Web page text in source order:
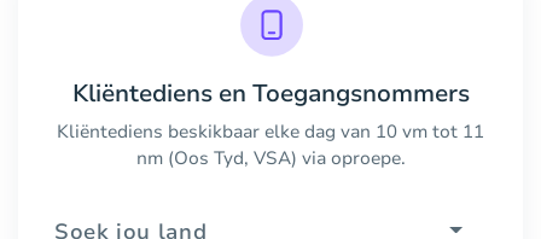
Kliëntediens en Toegangsnommers
Kliëntediens beskikbaar elke dag van 10 vm tot 11
nm (Oos Tyd, VSA) via oproepe.
Soek jou land